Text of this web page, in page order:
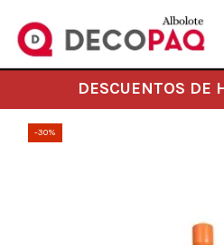
DESCUENTOS DE
-30%